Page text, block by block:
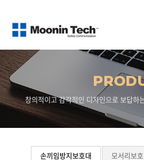
창의적이고 감각적인 디자인으로 보답하
손끼임방지보호대 모서리보